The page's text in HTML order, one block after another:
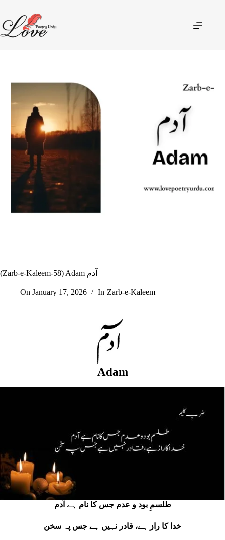
(Zarb-e-Kaleem-58) Adam آدم
On January 17, 2026 In Zarb-e-Kaleem
Adam
طلسمِ بود و عدم جس کا نام ہے آدم
خدا کا راز ہے، قادر نہیں ہے جس پہ سخن